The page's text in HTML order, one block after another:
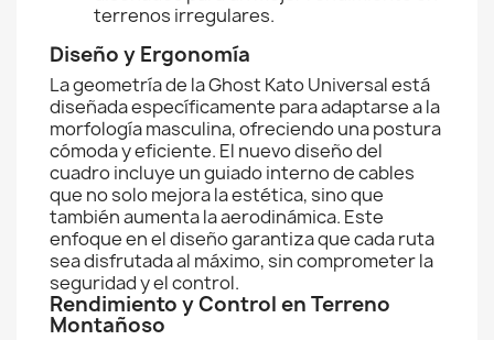
terrenos irregulares.
Diseño y Ergonomía
La geometría de la Ghost Kato Universal está
diseñada específicamente para adaptarse a la
morfología masculina, ofreciendo una postura
cómoda y eficiente. El nuevo diseño del
cuadro incluye un guiado interno de cables
que no solo mejora la estética, sino que
también aumenta la aerodinámica. Este
enfoque en el diseño garantiza que cada ruta
sea disfrutada al máximo, sin comprometer la
seguridad y el control.
Rendimiento y Control en Terreno
Montañoso